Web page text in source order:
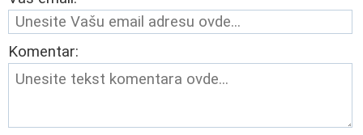
Komentar: